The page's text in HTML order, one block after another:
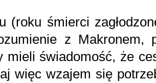
(roku śmierci
z Makronem,
mieli świadomość, że
więc wzajem się